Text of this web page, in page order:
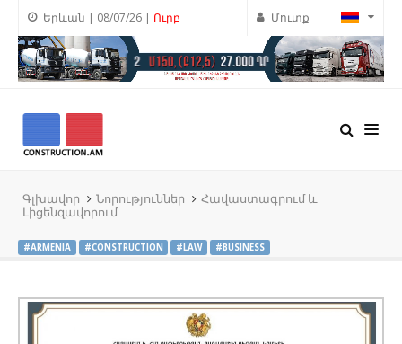
Մուտք
Երևան | 08/07/26 | Ուրբ
Գլխավոր Նորություններ
Հավաստագրում և
Լիցենզավորում
#ARMENIA #CONSTRUCTION #LAW #BUSINESS